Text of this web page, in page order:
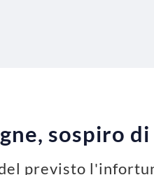
sospiro
previsto